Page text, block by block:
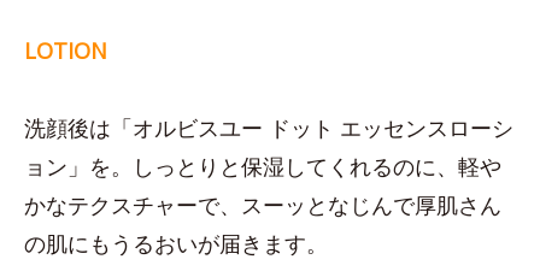
LOTION
洗顔後は「オルビスユー ドット エッセンスローシ
ョン」を。しっとりと保湿してくれるのに、軽や
かなテクスチャーで、スーッとなじんで厚肌さん
の肌にもうるおいが届きます。